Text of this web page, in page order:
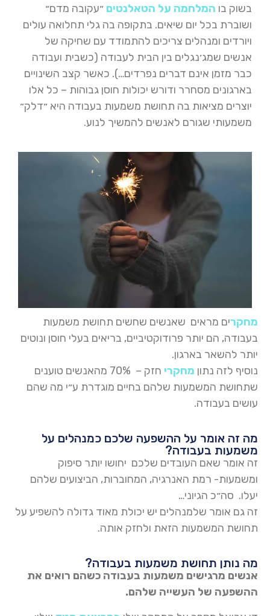
בשוק בו המלחמה על הטאלנטים ״עקובה מדם״
ושוברת בכל יום שיאים. בתקופה בה גלי תחלואה עולים
ויורדים ומנהלים צריכים להתמודד עם שחיקה של
אנשים שמג׳נגלים בין הבית לעבודה (כשבית ועבודה
כבר מזמן אינם דברים נפרדים…). כאשר קצב השינויים
בארגונים מסחרר ודורש יכולות חוסן גבוהות – כל אלו
יוצרים מציאות בה תחושת משמעות בעבודה היא ״דלק״
משמעותי שגורם לאנשים להמשיך לנוע.
מחקרים מראים שאנשים שחשים תחושת משמעות
בעבודה, הם יותר פרודוקטיביים, בריאים בעלי חוסן ונוטים
יותר להשאר בארגון.
נוסיף לזה נתון מחקרי
חזק – 70% מהאנשים טוענים
שתחושת המשמעות שלהם בחיים מוגדרת ע״י מה שהם
עושים בעבודה.
מה זה אומר על ההשפעה שלכם כמנהלים על
משמעות בעבודה?
זה אומר שאם העובדים שלכם יחושו יותר סיפוק
ומשמעות- רמת האנרגיה, המחוברות, הביצועים שלהם
יעלו. סה״כ הגיוני…
זה גם אומר שלמנהלים יש יכולת מאוד גדולה להשפיע על
תחושת המשמעות הזאת ולחזק אותה.
מה נותן תחושת משמעות בעבודה?
אנשים מרגישים משמעות בעבודה כשהם רואים את
ההשפעה של העשייה שלהם.